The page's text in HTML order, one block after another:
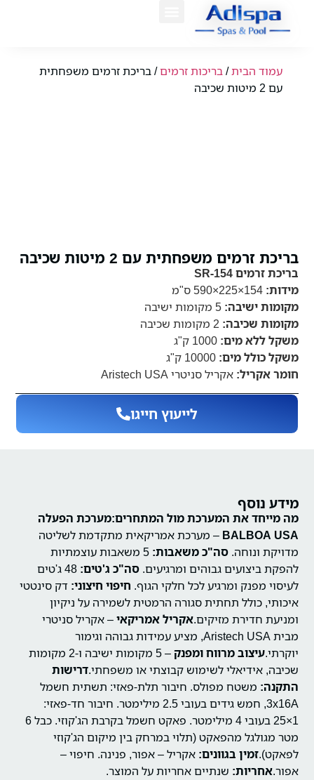
עמוד הבית/בריכות זרמים/ בריכת זרמים משפחתית
עם 2 מיטות שכיבה
בריכת זרמים משפחתית עם 2 מיטות שכיבה
בריכת זרמים SR-154
מידות: 154×225×590 ס"מ
מקומות ישיבה: 5 מקומות ישיבה
מקומות שכיבה:
משקל ללא מים: 1000 ק"ג
משקל כולל מים: 10000 ק"ג
חומר אקריל: אקריל סניטרי Aristech USA
לייעוץ חייגו
מידע נוסף
מה מייחד את המערכת מול המתחרים:מערכת הפעלה
BALBOA USA – מערכת אמריקאית מתקדמת לשליטה
מדויקת ונוחה. סה"כ משאבות:
5 משאבות עוצמתיות
להפקת ביצועים גבוהים ומרגיעים. סה"כ ג'טים:
48 ג'טים
לעיסוי מפנק ומרגיע לכל חלקי הגוף. חיפוי חיצוני: דק סינטטי
איכותי, כולל תחתית סגורה הרמטית לשמירה על ניקיון
ומניעת חדירת מזיקים.אקריל אמריקאי– אקריל סניטרי
מבית Aristech USA, מציע עמידות גבוהה וגימור
יוקרתי.עיצוב מרווח ומפנק
– 5 מקומות ישיבה ו-2 מקומות
שכיבה, אידיאלי לשימוש קבוצתי או משפחתי.דרישות
התקנה: משטח מפולס. חיבור תלת-פאזי: תשתית חשמל
3x16A, חמש גידים בעובי 2.5 מילימטר.
חיבור חד-פאזי:
1×25 בעובי 4 מילימטר.
פאקט חשמל בקרבת הג'קוזי.
כבל 6
מטר מגולגל מהפאקט (תלוי במרחק בין מיקום הג'קוזי
לפאקט).זמין בגוונים: אקריל – אפור, פנינה. חיפוי –
אפור.אחריות: שנתיים אחריות על המוצר.